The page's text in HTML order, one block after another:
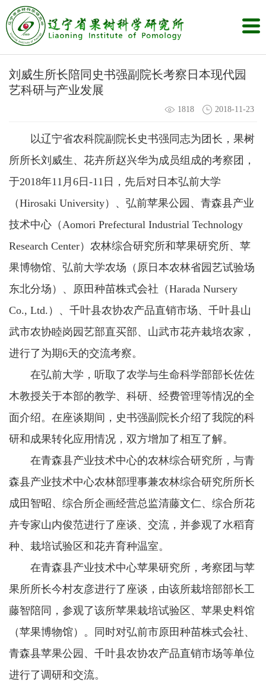
刘威生所长陪同史书强副院长考察日本现代园
艺科研与产业发展
1818 2018-11-23
以辽宁省农科院副院长史书强同志为团长，果树
所所长刘威生、花卉所赵兴华为成员组成的考察团，
于2018年11月6日-11日，先后对日本弘前大学
（Hirosaki University）、弘前苹果公园、青森县产业
技术中心（Aomori Prefectural Industrial Technology
Research Center）农林综合研究所和苹果研究所、苹
果博物馆、弘前大学农场（原日本农林省园艺试验场
东北分场）、原田种苗株式会社（Harada Nursery
Co., Ltd.）、千叶县农协农产品直销市场、千叶县山
武市农协睦岗园艺部直买部、山武市花卉栽培农家，
进行了为期6天的交流考察。
在弘前大学，听取了农学与生命科学部部长佐佐
木教授关于本部的教学、科研、经费管理等情况的全
面介绍。在座谈期间，史书强副院长介绍了我院的科
研和成果转化应用情况，双方增加了相互了解。
在青森县产业技术中心的农林综合研究所，与青
森县产业技术中心农林部理事兼农林综合研究所所长
成田智昭、综合所企画经营总监清藤文仁、综合所花
卉专家山内俊范进行了座谈、交流，并参观了水稻育
种、栽培试验区和花卉育种温室。
在青森县产业技术中心苹果研究所，考察团与苹
果所所长今村友彦进行了座谈，由该所栽培部部长工
藤智陪同，参观了该所苹果栽培试验区、苹果史料馆
（苹果博物馆）。同时对弘前市原田种苗株式会社、
青森县苹果公园、千叶县农协农产品直销市场等单位
进行了调研和交流。